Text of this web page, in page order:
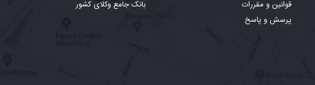
قوانین و مقررات
پرسش و پاسخ
بانک جامع وکلای کشور